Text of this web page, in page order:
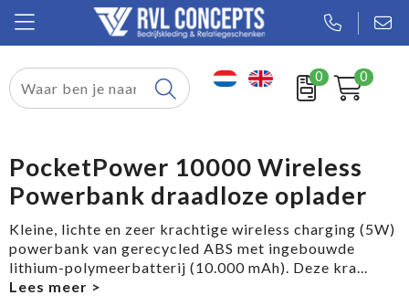
0 0
Relatiegeschenken
Tassen
Sport
Werkkleding
PocketPower 10000 Wireless
Powerbank draadloze oplader
Kleine, lichte en zeer krachtige wireless charging (5W)
powerbank van gerecycled ABS met ingebouwde
lithium-polymeerbatterij (10.000 mAh). Deze kra...